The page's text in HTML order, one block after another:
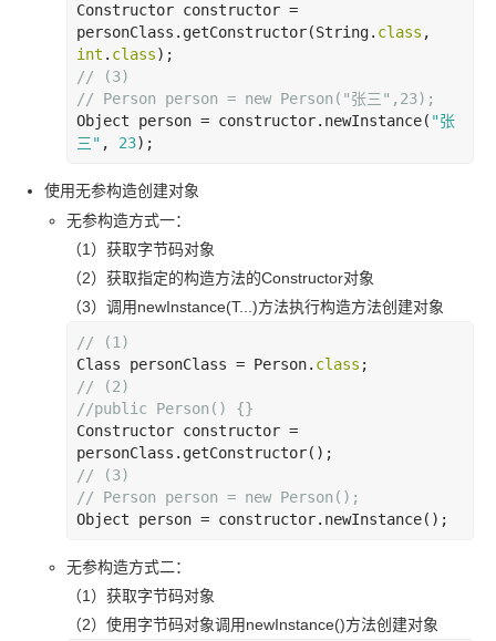
Constructor constructor =
personClass.getConstructor(String. class
int . class
// (3)
// Person person = new Person("张三",23);
Object person = constructor.newInstance( "张
三" , 23);
使用无参构造创建对象
无参构造方式一：
（1）获取字节码对象
（2）获取指定的构造方法的Constructor对象
（3）调用newInstance(T...)方法执行构造方法创建对象
// (1)
Class personClass = Person. class
// (2)
//public Person() {}
Constructor constructor =
// (3)
// Person person = new Person();
Object person = constructor.newInstance();
无参构造方式二：
（1）获取字节码对象
（2）使用字节码对象调用newInstance()方法创建对象